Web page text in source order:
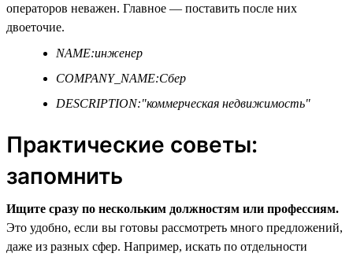
операторов неважен. Главное — поставить после них
двоеточие.
NAME:инженер
COMPANY_NAME:Сбер
DESCRIPTION:"коммерческая недвижимость"
Практические советы:
запомнить
Ищите сразу по нескольким должностям или профессиям.
Это удобно, если вы готовы рассмотреть много предложений,
даже из разных сфер. Например, искать по отдельности